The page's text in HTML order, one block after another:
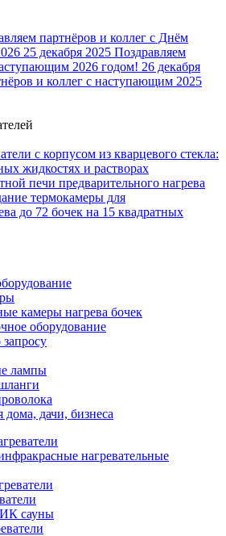
партнёров и коллег с Днём
25 декабря 2025 Поздравляем
2026 годом! 26 декабря
и коллег с наступающим 2025
с корпусом из кварцевого стекла:
жидкостях и растворах
печи предварительного нагрева
термокамеры для
до 72 бочек на 15 квадратных
камеры нагрева бочек
оборудование
лампы
дома, дачи, бизнеса
нагревательные
ИК сауны